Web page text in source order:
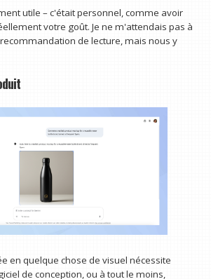
utile – c'était personnel, comme avoir
votre goût. Je ne m'attendais pas à
de lecture, mais nous y
en quelque chose de visuel nécessite
de conception, ou à tout le moins,